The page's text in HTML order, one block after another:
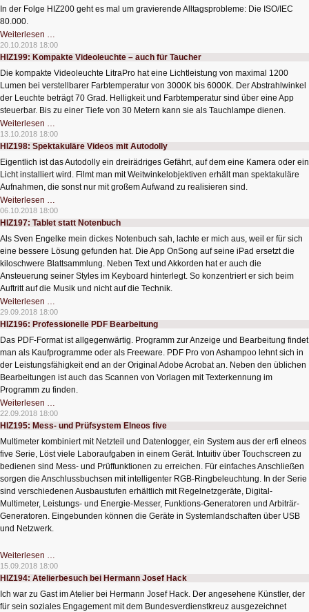
Bastler
In der Folge HIZ200 geht es mal um gravierende Alltagsprobleme: Die ISO/IEC
80.000.
Weiterlesen …
Wer
viel
misst
Mist
20.10.2018 18:00
HIZ199: Kompakte Videoleuchte – auch für Taucher
Die kompakte Videoleuchte LitraPro hat eine Lichtleistung von maximal 1200
Lumen bei verstellbarer Farbtemperatur von 3000K bis 6000K. Der Abstrahlwinkel
der Leuchte beträgt 70 Grad. Helligkeit und Farbtemperatur sind über eine App
steuerbar. Bis zu einer Tiefe von 30 Metern kann sie als Tauchlampe dienen.
Weiterlesen …
Kompakte
Videoleuchte
–
für
Taucher
13.10.2018 18:00
HIZ198: Spektakuläre Videos mit Autodolly
Eigentlich ist das Autodolly ein dreirädriges Gefährt, auf dem eine Kamera oder ein
Licht installiert wird. Filmt man mit Weitwinkelobjektiven erhält man spektakuläre
Aufnahmen, die sonst nur mit großem Aufwand zu realisieren sind.
Weiterlesen …
Spektakuläre
Videos
mit
06.10.2018 18:00
HIZ197: Tablet statt Notenbuch
Als Sven Engelke mein dickes Notenbuch sah, lachte er mich aus, weil er für sich
eine bessere Lösung gefunden hat. Die App OnSong auf seine iPad ersetzt die
kiloschwere Blattsammlung. Neben Text und Akkorden hat er auch die
Ansteuerung seiner Styles im Keyboard hinterlegt. So konzentriert er sich beim
Auftritt auf die Musik und nicht auf die Technik.
Weiterlesen …
Tablet
statt
Notenbuch
29.09.2018 18:00
HIZ196: Professionelle PDF Bearbeitung
Das PDF-Format ist allgegenwärtig. Programm zur Anzeige und Bearbeitung findet
man als Kaufprogramme oder als Freeware. PDF Pro von Ashampoo lehnt sich in
der Leistungsfähigkeit end an der Original Adobe Acrobat an. Neben den üblichen
Bearbeitungen ist auch das Scannen von Vorlagen mit Texterkennung im
Programm zu finden.
Weiterlesen …
Professionelle
PDF
Bearbeitung
22.09.2018 18:00
HIZ195: Mess- und Prüfsystem Elneos five
Multimeter kombiniert mit Netzteil und Datenlogger, ein System aus der erfi elneos
five Serie, Löst viele Laboraufgaben in einem Gerät. Intuitiv über Touchscreen zu
bedienen sind Mess- und Prüffunktionen zu erreichen. Für einfaches Anschließen
sorgen die Anschlussbuchsen mit intelligenter RGB-Ringbeleuchtung. In der Serie
sind verschiedenen Ausbaustufen erhältlich mit Regelnetzgeräte, Digital-
Multimeter, Leistungs- und Energie-Messer, Funktions-Generatoren und Arbiträr-
Generatoren. Eingebunden können die Geräte in Systemlandschaften über USB
und Netzwerk.
Weiterlesen …
Mess-
und
Prüfsystem
five
15.09.2018 18:00
HIZ194: Atelierbesuch bei Hermann Josef Hack
Ich war zu Gast im Atelier bei Hermann Josef Hack. Der angesehene Künstler, der
für sein soziales Engagement mit dem Bundesverdienstkreuz ausgezeichnet